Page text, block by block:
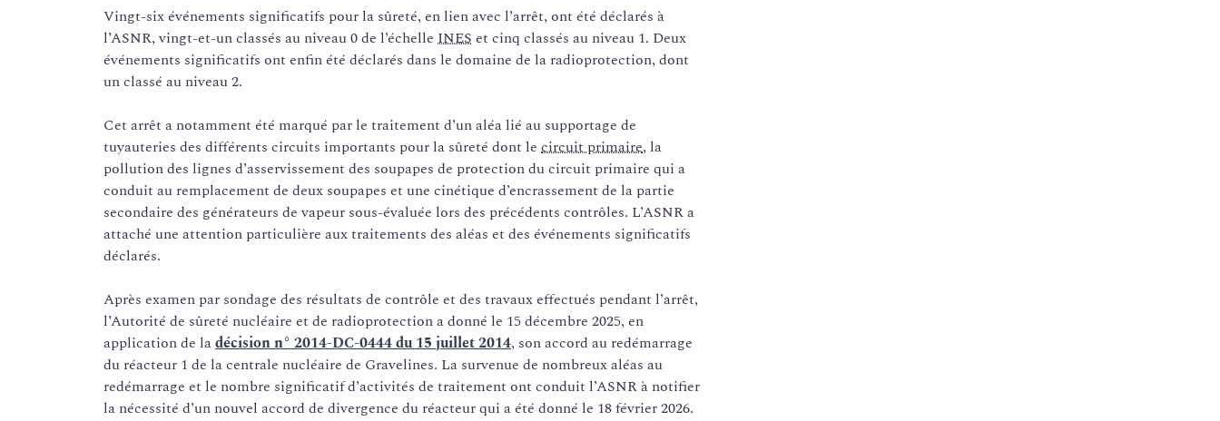
Vingt-six événements significatifs pour la sûreté, en lien avec l’arrêt, ont été déclarés à
l’ASNR, vingt-et-un classés au niveau 0 de l’échelle INES et cinq classés au niveau 1. Deux
événements significatifs ont enfin été déclarés dans le domaine de la radioprotection, dont
un classé au niveau 2.
Cet arrêt a notamment été marqué par le traitement d’un aléa lié au supportage de
tuyauteries des différents circuits importants pour la sûreté dont le circuit primaire, la
pollution des lignes d’asservissement des soupapes de protection du circuit primaire qui a
conduit au remplacement de deux soupapes et une cinétique d’encrassement de la partie
secondaire des générateurs de vapeur sous-évaluée lors des précédents contrôles. L’ASNR a
attaché une attention particulière aux traitements des aléas et des événements significatifs
déclarés.
Après examen par sondage des résultats de contrôle et des travaux effectués pendant l’arrêt,
l’Autorité de sûreté nucléaire et de radioprotection a donné le 15 décembre 2025, en
application de ladécision n° 2014­-DC-­0444 du 15 juillet 2014, son accord au redémarrage
du réacteur 1 de la centrale nucléaire de Gravelines. La survenue de nombreux aléas au
redémarrage et le nombre significatif d’activités de traitement ont conduit l’ASNR à notifier
la nécessité d’un nouvel accord de divergence du réacteur qui a été donné le 18 février 2026.